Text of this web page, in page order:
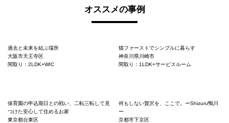
オススメの事例
過去と未来を結ぶ場所
大阪市天王寺区
間取り：2LDK+WIC
猫ファーストでシンプルに暮らす
神奈川県川崎市
間取り：1LDK+サービスルーム
保育園の申込期日との戦い、二転三転して見
つけた安心して住めるお家
東京都台東区
何もしない贅沢を、ここで。ーShizuru鴨川
ー
京都市下京区